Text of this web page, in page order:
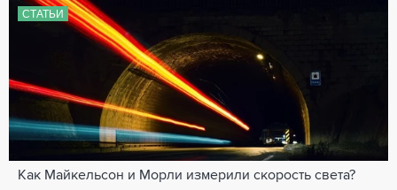
СТАТЬИ
Как Майкельсон и Морли измерили скорость света?